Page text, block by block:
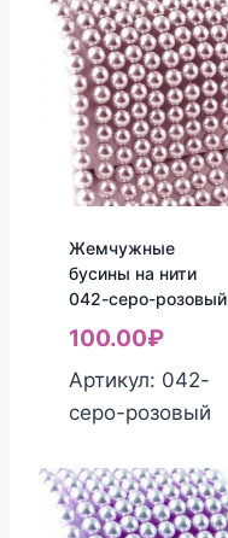
Жемчужные
бусины на нити
042-серо-розовый
100.00₽
Артикул: 042-
серо-розовый